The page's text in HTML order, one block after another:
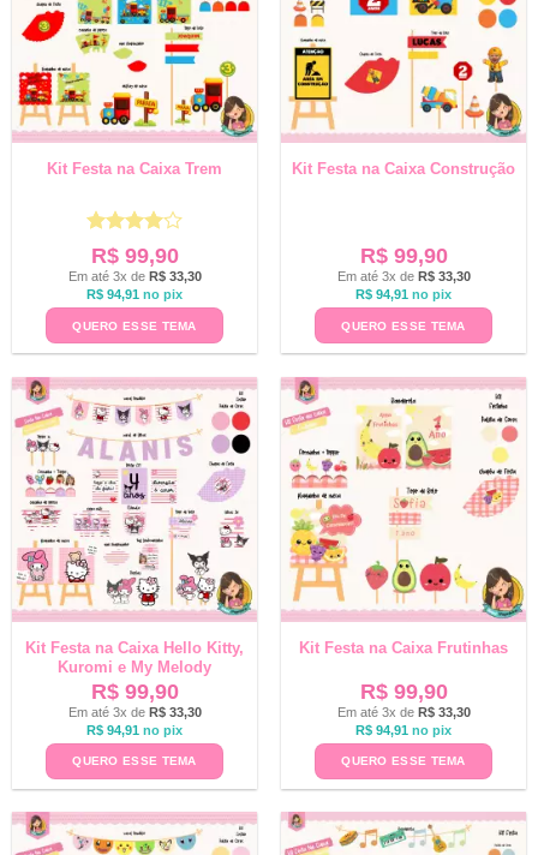
Kit Festa na Caixa Trem
Avaliação
4de 5
R$99,90
Em até 3x de R$33,30
R$ 94,91 no pix
QUERO ESSE TEMA
Kit Festa na Caixa Construção
R$99,90
Em até 3x de R$33,30
R$ 94,91 no pix
QUERO ESSE TEMA
Kit Festa na Caixa Hello Kitty,
Kuromi e My Melody
R$99,90
Em até 3x de R$33,30
R$ 94,91 no pix
QUERO ESSE TEMA
Kit Festa na Caixa Frutinhas
R$99,90
Em até 3x de R$33,30
R$ 94,91 no pix
QUERO ESSE TEMA